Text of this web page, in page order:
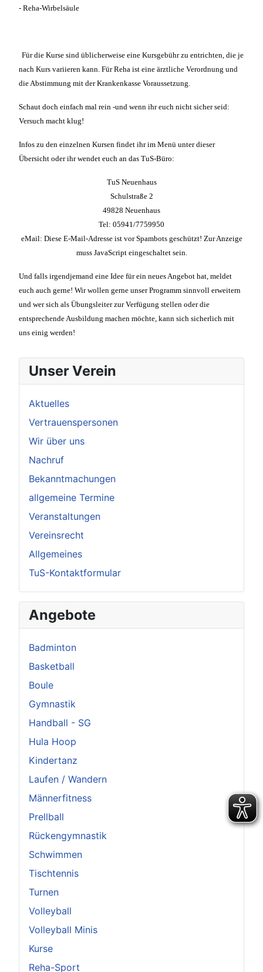
Unser Verein
Aktuelles
Vertrauenspersonen
Wir über uns
Nachruf
Bekanntmachungen
allgemeine Termine
Veranstaltungen
Vereinsrecht
Allgemeines
TuS-Kontaktformular
Angebote
Badminton
Basketball
Boule
Gymnastik
Handball - SG
Hula Hoop
Kindertanz
Laufen / Wandern
Männerfitness
Prellball
Rückengymnastik
Schwimmen
Tischtennis
Turnen
Volleyball
Volleyball Minis
Kurse
Reha-Sport
- Reha-Wirbelsäule
Für die Kurse sind üblicherweise eine Kursgebühr zu entrichten, die je
nach Kurs variieren kann. Für Reha ist eine ärztliche Verordnung und
die Abstimmung mit der Krankenkasse Voraussetzung.
Schaut doch einfach mal rein -und wenn ihr euch nicht sicher seid:
Versuch macht klug!
Infos zu den einzelnen Kursen findet ihr im Menü unter dieser
Übersicht oder ihr wendet euch an das TuS-Büro:
TuS Neuenhaus
Schulstraße 2
49828 Neuenhaus
Tel: 05941/7759950
eMail: Diese E-Mail-Adresse ist vor Spambots geschützt! Zur Anzeige
muss JavaScript eingeschaltet sein.
Und falls irgendjemand eine Idee für ein neues Angebot hat, meldet
euch auch gerne! Wir wollen gerne unser Programm sinnvoll erweitern
und wer sich als Übungsleiter zur Verfügung stellen oder die
entsprechende Ausbildung machen möchte, kann sich sicherlich mit
uns einig werden!